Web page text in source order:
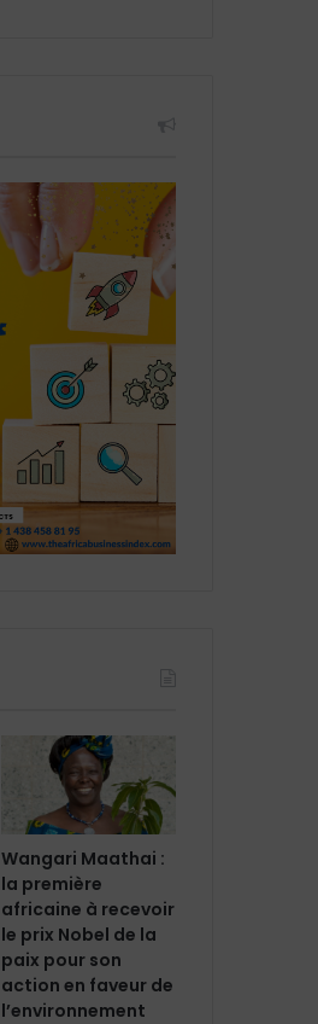
Wangari Maathai :
la première
africaine à recevoir
le prix Nobel de la
paix pour son
action en faveur de
l’environnement